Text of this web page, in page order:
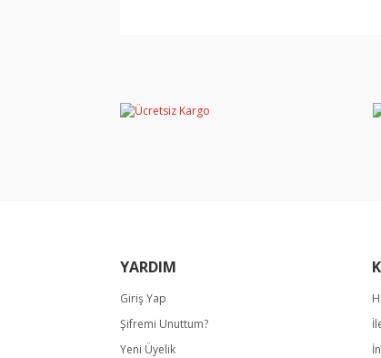
Ürün resmi kalitesiz, bozuk veya
YARDIM
Giriş Yap
Şifremi Unuttum?
Yeni Üyelik